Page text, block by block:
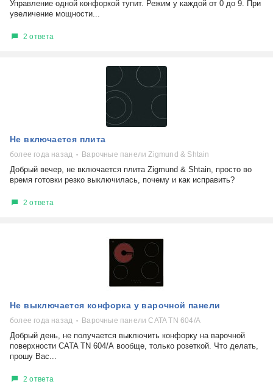
Управление одной конфоркой тупит. Режим у каждой от 0 до 9. При
увеличение мощности...
2 ответа
Не включается плита
более года назад Варочные панели Zigmund & Shtain
Добрый вечер, не включается плита Zigmund & Shtain, просто во
время готовки резко выключилась, почему и как исправить?
2 ответа
Не выключается конфорка у варочной панели
более года назад Варочные панели CATA TN 604/А
Добрый день, не получается выключить конфорку на варочной
поверхности CATA TN 604/А вообще, только розеткой. Что делать,
прошу Вас...
2 ответа